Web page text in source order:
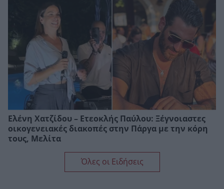
Ελένη Χατζίδου – Ετεοκλής Παύλου: Ξέγνοιαστες
οικογενειακές διακοπές στην Πάργα με την κόρη
τους, Μελίτα
Όλες οι Ειδήσεις